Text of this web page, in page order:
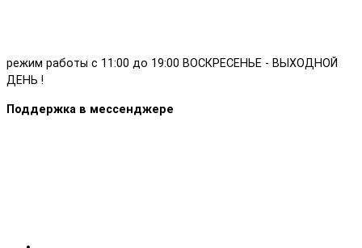
режим работы с 11:00 до 19:00 ВОСКРЕСЕНЬЕ - ВЫХОДНОЙ
ДЕНЬ !
Поддержка в мессенджере